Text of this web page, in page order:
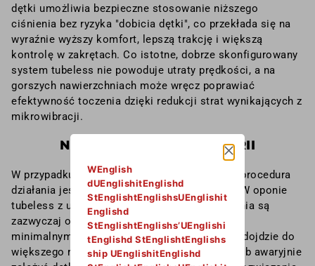
dętki umożliwia bezpieczne stosowanie niższego
ciśnienia bez ryzyka "dobicia dętki", co przekłada się na
wyraźnie wyższy komfort, lepszą trakcję i większą
kontrolę w zakrętach. Co istotne, dobrze skonfigurowany
system tubeless nie powoduje utraty prędkości, a na
gorszych nawierzchniach może wręcz poprawiać
efektywność toczenia dzięki redukcji strat wynikających z
mikrowibracji.
NAPRAWA W RAZIE AWARII
W przypadku przebicia w systemie dętkowym procedura
działania jest oczywista - wymieniamy dętkę. W oponie
tubeless z uszczelniaczem - drobne uszkodzenia są
zazwyczaj od razu uszczelniane przez płyn — z
minimalnym spadkiem ciśnienia. Jeśli jednak dojdzie do
większego rozcięcia, oponę trzeba naprawić lub awaryjnie
WEnglish
dUEnglishitEnglishd
StEnglishtEnglishsUEnglishit
Englishd
StEnglishtEnglishs’UEnglishi
tEnglishd StEnglishtEnglishs
ship UEnglishitEnglishd